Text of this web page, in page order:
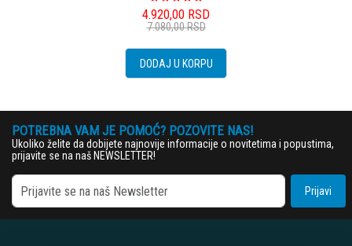
4.920,00 RSD
7.080,00RSD
DODAJ U KORPU
POTREBNA VAM JE POMOĆ? POZOVITE NAS!
Ukoliko želite da dobijete najnovije informacije o novitetima i popustima,
prijavite se na naš NEWSLETTER!
Prijavi